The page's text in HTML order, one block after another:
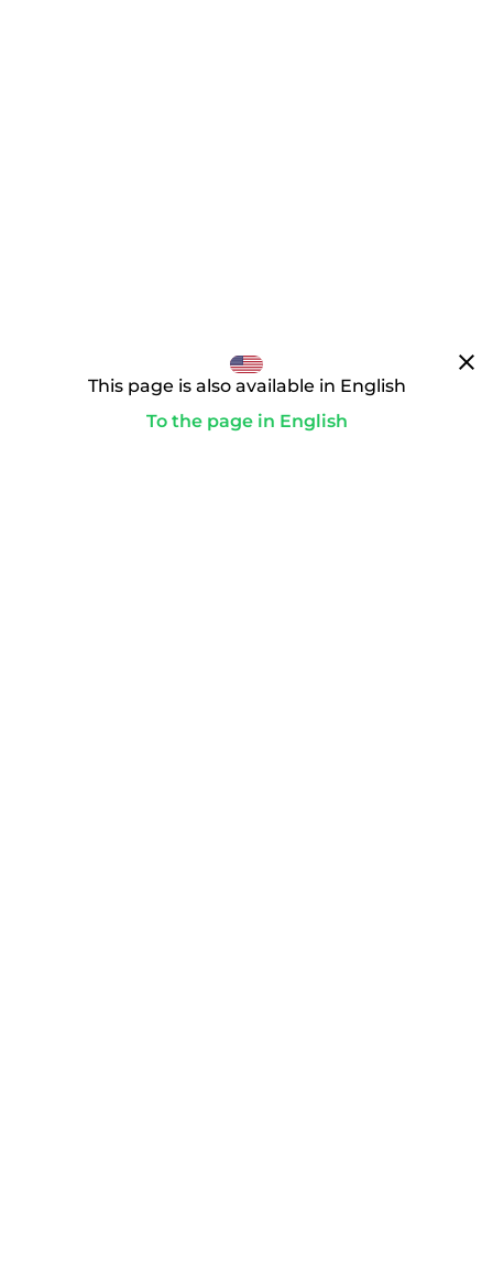
This page is also available in English
To the page in English
clear